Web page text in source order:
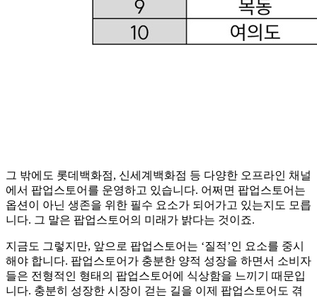
그 밖에도 롯데백화점, 신세계백화점 등 다양한 오프라인 채널
에서 팝업스토어를 운영하고 있습니다. 어쩌면 팝업스토어는
옵션이 아닌 생존을 위한 필수 요소가 되어가고 있는지도 모릅
니다. 그 말은 팝업스토어의 미래가 밝다는 것이죠.
지금도 그렇지만, 앞으로 팝업스토어는 ‘질적’인 요소를 중시
해야 합니다. 팝업스토어가 충분한 양적 성장을 하면서 소비자
들은 전형적인 형태의 팝업스토어에 식상함을 느끼기 때문입
니다. 충분히 성장한 시장이 걷는 길을 이제 팝업스토어도 겪